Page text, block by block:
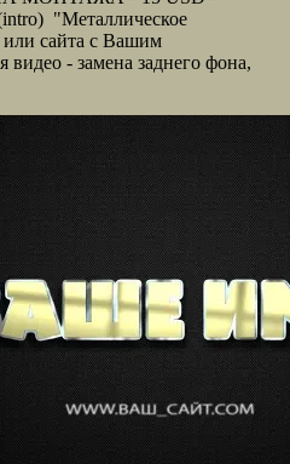
"Металлическое
сайта с Вашим
- замена заднего фона,